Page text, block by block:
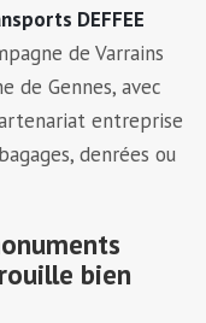
DEFFEE
de Varrains
de Gennes, avec
entreprise
denrées ou
bien